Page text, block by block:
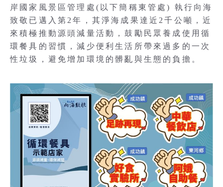
岸國家風景區管理處(以下簡稱東管處) 執行向海
致敬已邁入第2年，其淨海成果達近2千公噸，近
來積極推動源頭減量活動，鼓勵民眾養成使用循
環餐具的習慣，減少便利生活所帶來過多的一次
性垃圾，避免增加環境的髒亂與生態的負擔。